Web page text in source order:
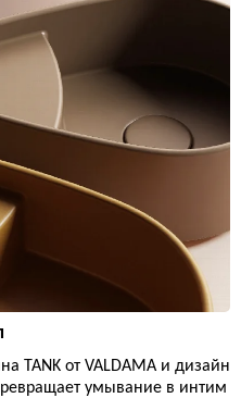
TANK от VALDAMA и дизайн
умывание в интим